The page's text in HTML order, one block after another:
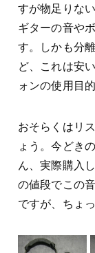
すが物足りな
ギターの音や
す。しかも分
ど、これは安
ォンの使用目
おそらくはリ
ょう。今どき
ん、実際購入
の値段でこの
ですが、ちょ